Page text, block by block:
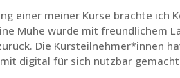
einer meiner Kurse brachte ich
Mühe wurde mit freundlichem
Die Kursteilnehmer*innen
digital für sich nutzbar